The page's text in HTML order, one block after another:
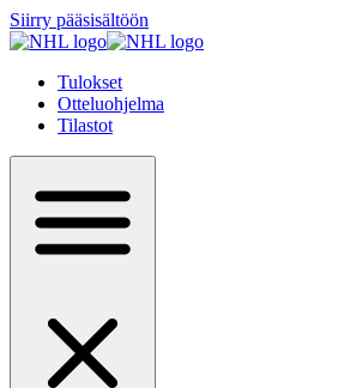
Siirry pääsisältöön
Tulokset
Otteluohjelma
Tilastot